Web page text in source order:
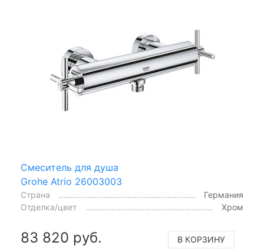
Смеситель для душа
Grohe Atrio 26003003
Страна
Германия
Отделка/цвет
Хром
83 820 руб. В КОРЗИНУ